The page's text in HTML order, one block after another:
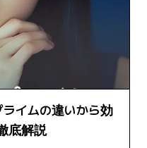
イムの違いから効
底解説